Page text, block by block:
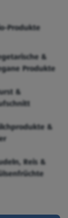
Produkte
&
Produkte
&
&
Reis &